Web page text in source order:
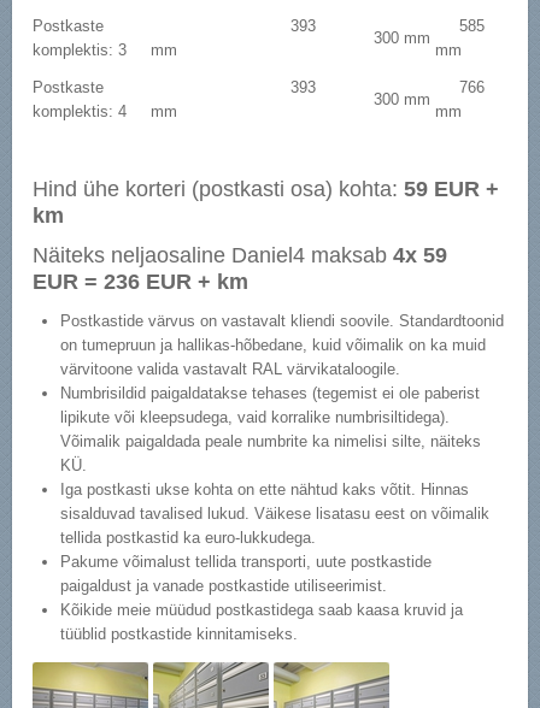
Postkaste
komplektis: 3
393
mm
300 mm
585
mm
Postkaste
komplektis: 4
393
mm
300 mm
766
mm
Hind ühe korteri (postkasti osa) kohta:59 EUR +
km
Näiteks neljaosaline Daniel4 maksab4x 59
EUR = 236 EUR + km
Postkastide värvus on vastavalt kliendi soovile. Standardtoonid
on tumepruun ja hallikas-hõbedane, kuid võimalik on ka muid
värvitoone valida vastavalt RAL värvikataloogile.
Numbrisildid paigaldatakse tehases (tegemist ei ole paberist
lipikute või kleepsudega, vaid korralike numbrisiltidega).
Võimalik paigaldada peale numbrite ka nimelisi silte, näiteks
KÜ.
Iga postkasti ukse kohta on ette nähtud kaks võtit. Hinnas
sisalduvad tavalised lukud. Väikese lisatasu eest on võimalik
tellida postkastid ka euro-lukkudega.
Pakume võimalust tellida transporti, uute postkastide
paigaldust ja vanade postkastide utiliseerimist.
Kõikide meie müüdud postkastidega saab kaasa kruvid ja
tüüblid postkastide kinnitamiseks.